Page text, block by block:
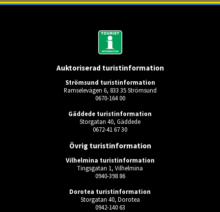
Auktoriserad turistinformation
Strömsund turistinformation
Ramselevägen 6, 833 35 Strömsund
0670-164 00
Gäddede turistinformation
Storgatan 40, Gäddede
0672-41 67 30
Övrig turistinformation
Vilhelmina turistinformation
Tingsgatan 1, Vilhelmina
0940-398 86
Dorotea turistinformation
Storgatan 40, Dorotea
0942-140 63